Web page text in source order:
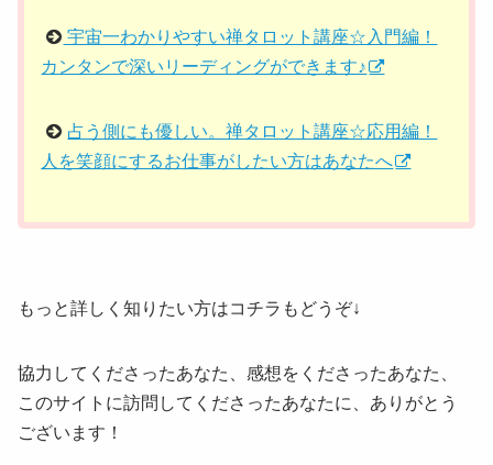
宇宙一わかりやすい禅タロット講座☆入門編！
カンタンで深いリーディングができます♪
占う側にも優しい。禅タロット講座☆応用編！
人を笑顔にするお仕事がしたい方はあなたへ
もっと詳しく知りたい方はコチラもどうぞ↓
協力してくださったあなた、感想をくださったあなた、
このサイトに訪問してくださったあなたに、ありがとう
ございます！